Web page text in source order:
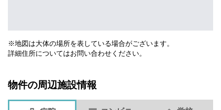
※地図は大体の場所を表している場合がございます。
詳細住所についてはお問い合わせください。
物件の周辺施設情報